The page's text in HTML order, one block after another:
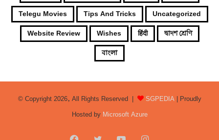
Telegu Movies Tips And Tricks Uncategorized
Website Review Wishes हिंदी দ্বাদশ শ্রেণি
বাংলা
© Copyright 2026, All Rights Reserved | SGPEDIA| Proudly
Hosted by Microsoft Azure